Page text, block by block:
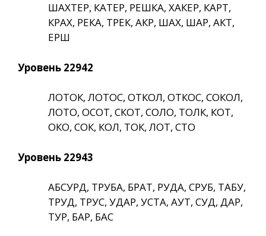
ШАХТЕР, КАТЕР, РЕШКА, ХАКЕР, КАРТ,
КРАХ, РЕКА, ТРЕК, АКР, ШАХ, ШАР, АКТ,
ЕРШ
Уровень 22942
ЛОТОК, ЛОТОС, ОТКОЛ, ОТКОС, СОКОЛ,
ЛОТО, ОСОТ, СКОТ, СОЛО, ТОЛК, КОТ,
ОКО, СОК, КОЛ, ТОК, ЛОТ, СТО
Уровень 22943
АБСУРД, ТРУБА, БРАТ, РУДА, СРУБ, ТАБУ,
ТРУД, ТРУС, УДАР, УСТА, АУТ, СУД, ДАР,
ТУР, БАР, БАС